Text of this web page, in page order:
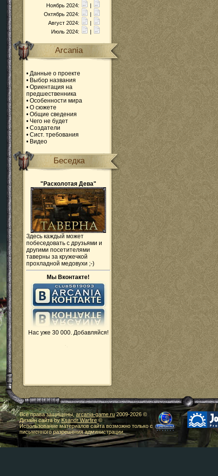
Ноябрь 2024:
|
Октябрь 2024:
|
Август 2024:
|
Июль 2024:
|
Arcania
• Данные о проекте
• Выбор названия
• Ориентация на
предшественника
• Особенности мира
• О сюжете
• Общие сведения
• Чего не будет
• Создатели
• Сист. требования
• Видео
Беседка
"Расколотая Дева"
Здесь каждый может
побеседовать с друзьями и
другими посетителями
таверны за кружечкой
прохладной медовухи ;-)
Мы Вконтакте!
Нас уже 30 000. Добавляйся!
Все права защищены,arcania-game.ru2009-2026 ©
Дизайн сайта byKsandr Warfire©
Использование материалов сайта возможно только с
письменного разрешения администрации.